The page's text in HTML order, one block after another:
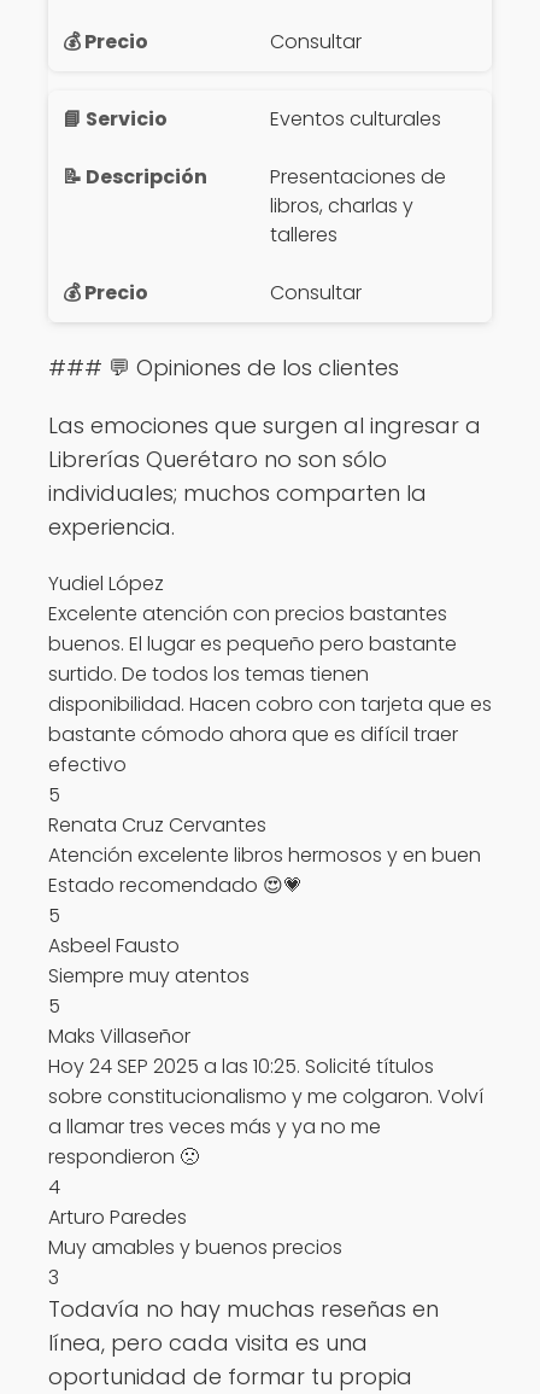
Consultar
Eventos culturales
Presentaciones de
libros, charlas y
talleres
Consultar
### 💬 Opiniones de los clientes
Las emociones que surgen al ingresar a
Librerías Querétaro no son sólo
individuales; muchos comparten la
experiencia.
Yudiel López
Excelente atención con precios bastantes
buenos. El lugar es pequeño pero bastante
surtido. De todos los temas tienen
disponibilidad. Hacen cobro con tarjeta que es
bastante cómodo ahora que es difícil traer
efectivo
5
Renata Cruz Cervantes
Atención excelente libros hermosos y en buen
Estado recomendado 😍💗
5
Asbeel Fausto
Siempre muy atentos
5
Maks Villaseñor
Hoy 24 SEP 2025 a las 10:25. Solicité títulos
sobre constitucionalismo y me colgaron. Volví
a llamar tres veces más y ya no me
respondieron 🙁
4
Arturo Paredes
Muy amables y buenos precios
3
Todavía no hay muchas reseñas en
línea, pero cada visita es una
oportunidad de formar tu propia